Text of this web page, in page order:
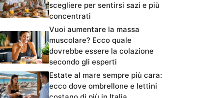
scegliere per sentirsi sazi e più
concentrati
Vuoi aumentare la massa
muscolare? Ecco quale
dovrebbe essere la colazione
secondo gli esperti
Estate al mare sempre più cara:
ecco dove ombrellone e lettini